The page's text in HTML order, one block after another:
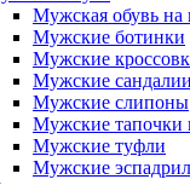
Мужская обувь на
Мужские ботинки
Мужские
Мужские сандалии
Мужские слипоны
Мужские
Мужские туфли
Мужские